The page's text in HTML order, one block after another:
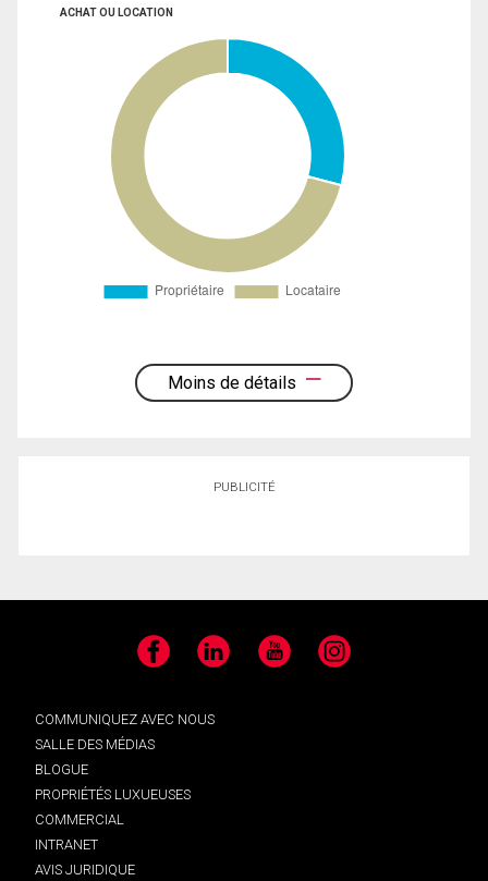
ACHAT OU LOCATION
Moins de détails
PUBLICITÉ
Facebook LinkedIn YouTube Instagram
COMMUNIQUEZ AVEC NOUS
SALLE DES MÉDIAS
BLOGUE
PROPRIÉTÉS LUXUEUSES
COMMERCIAL
INTRANET
AVIS JURIDIQUE